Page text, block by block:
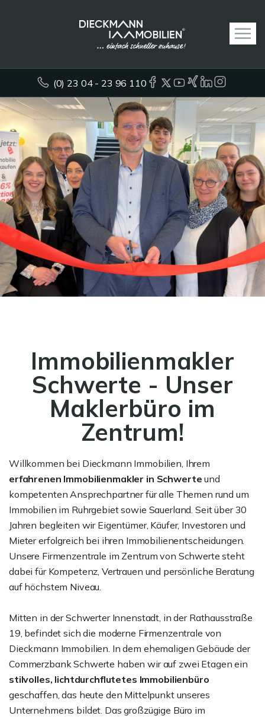
(0) 23 04 - 23 96 110
Immobilienmakler
Schwerte - Unser
Maklerbüro im
Zentrum!
Willkommen bei Dieckmann Immobilien, Ihrem
erfahrenen Immobilienmakler in Schwerte und
kompetenten Ansprechpartner für alle Themen rund um
Immobilien im Ruhrgebiet sowie Sauerland. Seit über 30
Jahren begleiten wir Eigentümer, Käufer, Investoren und
Mieter erfolgreich bei ihren Immobilienentscheidungen.
Unsere Firmenzentrale im Zentrum von Schwerte steht
dabei für Kompetenz, Vertrauen und persönliche Beratung
auf höchstem Niveau.
Mitten in der Schwerter Innenstadt, in der Rathausstraße
19, befindet sich die moderne Firmenzentrale von
Dieckmann Immobilien. In dem ehemaligen Gebäude der
Commerzbank Schwerte haben wir auf zwei Etagen ein
stilvolles, lichtdurchflutetes Immobilienbüro
geschaffen, das heute den Mittelpunkt unseres
Unternehmens bildet. Das großzügige Büro im